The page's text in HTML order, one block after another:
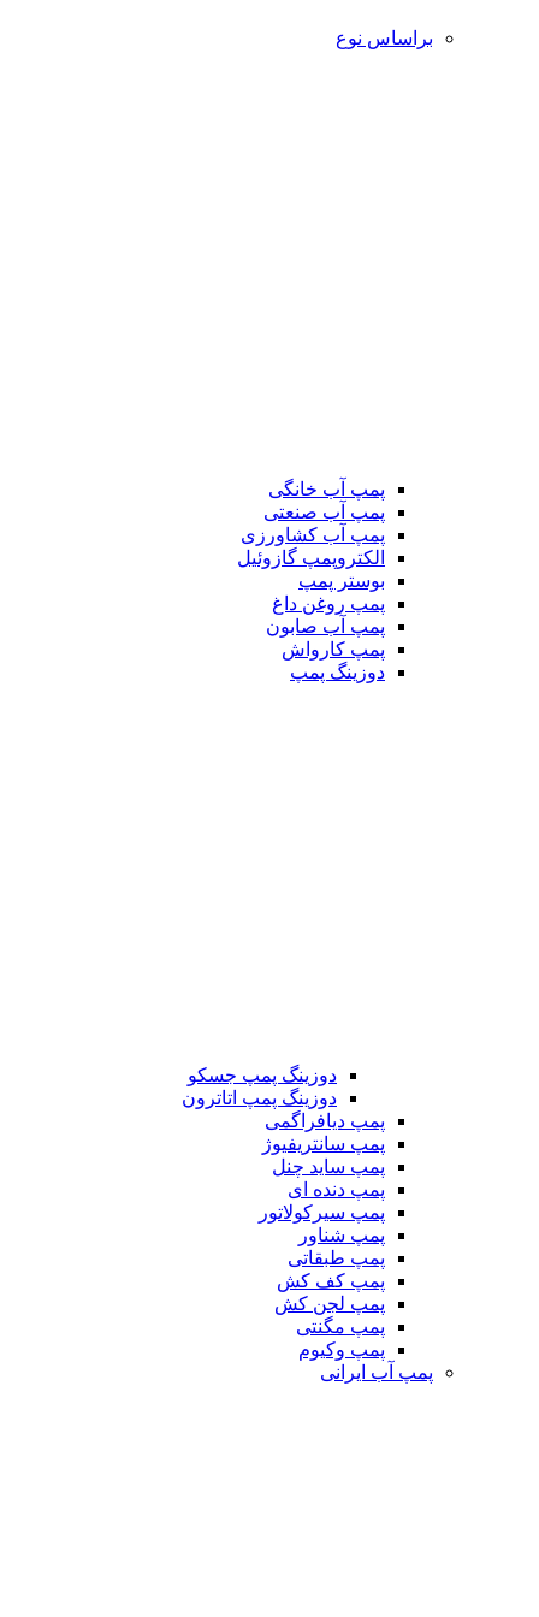
براساس نوع
پمپ آب خانگی
پمپ آب صنعتی
پمپ آب کشاورزی
الکتروپمپ گازوئیل
بوستر پمپ
پمپ روغن داغ
پمپ آب صابون
پمپ کارواش
دوزینگ پمپ
دوزینگ پمپ جسکو
دوزینگ پمپ اتاترون
پمپ دیافراگمی
پمپ سانتریفیوژ
پمپ ساید چنل
پمپ دنده ای
پمپ سیرکولاتور
پمپ شناور
پمپ طبقاتی
پمپ کف کش
پمپ لجن کش
پمپ مگنتی
پمپ وکیوم
پمپ آب ایرانی